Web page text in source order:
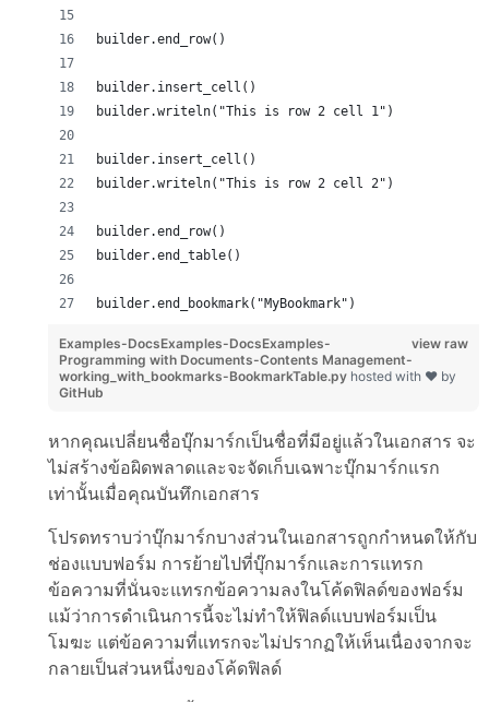
builder.end_row()
builder.insert_cell()
builder.writeln("This is row 2 cell 1")
builder.insert_cell()
builder.writeln("This is row 2 cell 2")
builder.end_row()
builder.end_table()
builder.end_bookmark("MyBookmark")
view raw
Examples-DocsExamples-DocsExamples-
Programming with Documents-Contents Management-
working_with_bookmarks-BookmarkTable.py hosted with ❤ by
GitHub
หากคุณเปลี่ยนชื่อบุ๊กมาร์กเป็นชื่อที่มีอยู่แล้วในเอกสาร จะ
ไม่สร้างข้อผิดพลาดและจะจัดเก็บเฉพาะบุ๊กมาร์กแรก
เท่านั้นเมื่อคุณบันทึกเอกสาร
โปรดทราบว่าบุ๊กมาร์กบางส่วนในเอกสารถูกกำหนดให้กับ
ช่องแบบฟอร์ม การย้ายไปที่บุ๊กมาร์กและการแทรก
ข้อความที่นั่นจะแทรกข้อความลงในโค้ดฟิลด์ของฟอร์ม
แม้ว่าการดำเนินการนี้จะไม่ทำให้ฟิลด์แบบฟอร์มเป็น
โมฆะ แต่ข้อความที่แทรกจะไม่ปรากฏให้เห็นเนื่องจากจะ
กลายเป็นส่วนหนึ่งของโค้ดฟิลด์